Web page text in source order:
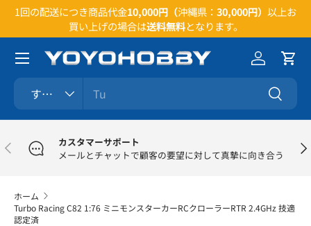
コンテンツへスキップ
1回の配送につき商品代金10,000円（沖縄県： 30,000円） 以上お
買い上げの場合は送料無料となります。
検索
商品タイプ
すべて 検索
ログインカ
メニュー
前 次
カスタマーサポート
メールとチャットで顧客の要望に対して真摯に向き合う
ホーム
Turbo Racing C82 1:76 ミニモンスターカーRCクローラーRTR 2.4GHz 技適
認定済